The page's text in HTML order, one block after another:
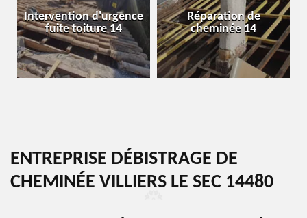
Intervention d'urgence
fuite toiture 14
Réparation de
cheminée 14
ENTREPRISE DÉBISTRAGE DE
CHEMINÉE VILLIERS LE SEC 14480